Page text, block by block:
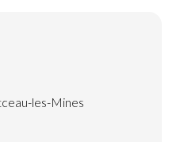
les-Mines